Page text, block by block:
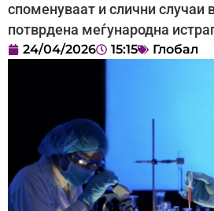
споменуваат и слични случаи
потврдена меѓународна
24/04/2026 15:15 Глобал